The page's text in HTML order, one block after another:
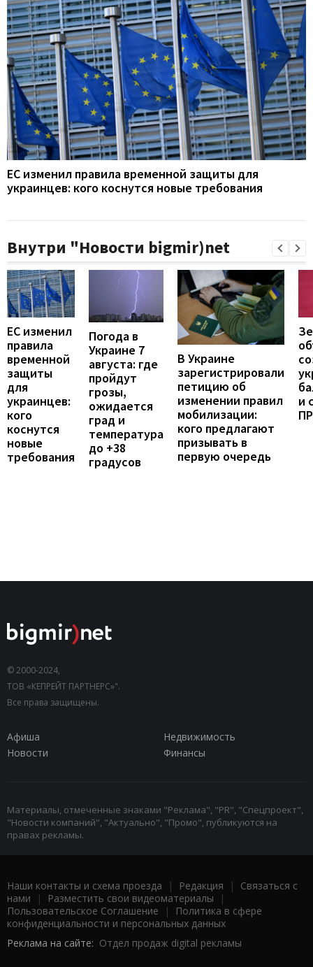
ЕС изменил правила временной защиты для
украинцев: кого коснутся новые требования
Внутри "Новости bigmir)net
ЕС изменил
правила
временной
защиты
для
украинцев:
кого
коснутся
новые
требования
Погода в
Украине 7
августа: где
пройдут
грозы,
ожидается
град и
температура
до +38
градусов
В Украине
зарегистрировали
петицию об
изменении правил
мобилизации:
кого предлагают
призывать в
первую очередь
и
© 2000-2024,
ТОВ «КЕПРЕЙТ ПАРТНЕРС»".
Все права защищены.
Афиша
Недвижимость
Новости
Финансы
Материалы, отмеченные знаками "Реклама", "PR", "Спецпроект",
"Новости компаний", "Актуально", "Промо", публикуются на
правах рекламы.
Наши контакты и схема проезда | Редакция | Связаться с
нами | Разместить свои видеоматериалы |
Пользовательское Соглашение |
Политика в сфере
конфиденциальности и персональных данных
Реклама на сайте: Отдел продаж digital рекламы